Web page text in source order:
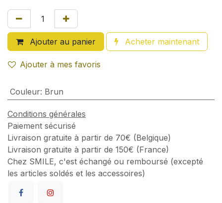
Ajouter au panier Acheter maintenant
Ajouter à mes favoris
Couleur: Brun
Conditions générales
Paiement sécurisé
Livraison gratuite à partir de 70€ (Belgique)
Livraison gratuite à partir de 150€ (France)
Chez SMILE, c'est échangé ou remboursé (excepté
les articles soldés et les accessoires)